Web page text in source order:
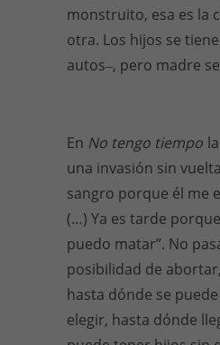
monstruito, esa es la
otra. Los hijos se
autos‒, pero madre
En No tengo tiempo
una invasión sin
sangro porque él me
(…) Ya es tarde
puedo matar”. No
posibilidad de
hasta dónde se
elegir, hasta dónde